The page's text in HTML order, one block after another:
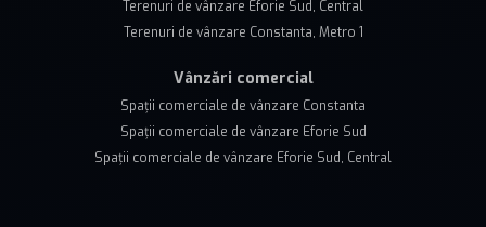
Terenuri de vânzare Eforie Sud, Central
Terenuri de vânzare Constanta, Metro 1
Vânzări comercial
Spații comerciale de vânzare Constanta
Spații comerciale de vânzare Eforie Sud
Spații comerciale de vânzare Eforie Sud, Central